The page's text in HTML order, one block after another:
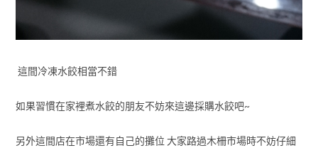
這間冷凍水餃相當不錯
如果習慣在家裡煮水餃的朋友不妨來這邊採購水餃吧~
另外這間店在市場還有自己的攤位 大家路過木柵市場時不妨仔細